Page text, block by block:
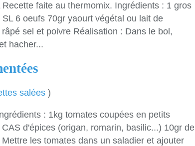
faite au thermomix. Ingrédients : 1 gros
6 oeufs 70gr yaourt végétal ou lait de
sel et poivre Réalisation : Dans le bol,
hacher...
salées )
: 1kg tomates coupées en petits
d'épices (origan, romarin, basilic...) 10gr de
les tomates dans un saladier et ajouter